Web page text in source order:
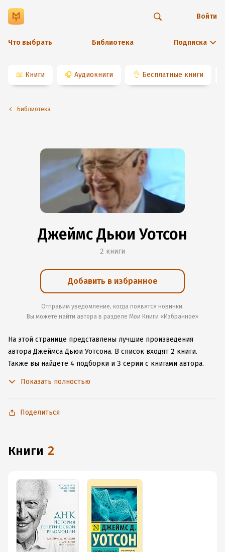
Что выбрать Библиотека Подписка
Войти
📖 Книги 🎧 Аудиокниги 👌 Бесплатные книги
Библиотека
Джеймс Дьюи Уотсон
2 книги
Добавить в избранное
Отправим уведомление, когда появятся новинки.
Вы можете найти автора в разделе Мои Книги «Избранное»
На этой странице представлены лучшие произведения
автора Джеймса Дьюи Уотсона. В список входят 2 книги.
Также вы найдете 4 подборки и 3 серии с книгами автора.
iOS или Android, чтобы не расставаться с любимыми
Показать полностью
Поделиться
книги 2